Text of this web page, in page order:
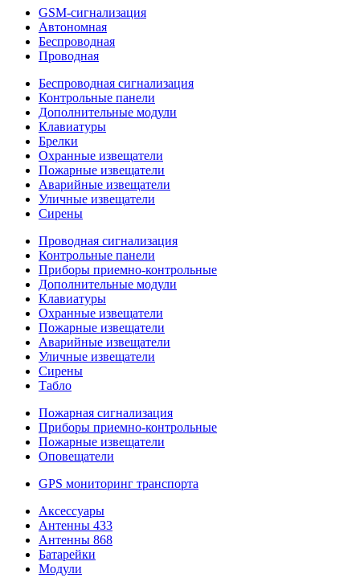
GSM-сигнализация
Автономная
Беспроводная
Проводная
Беспроводная сигнализация
Контрольные панели
Дополнительные модули
Клавиатуры
Брелки
Охранные извещатели
Пожарные извещатели
Аварийные извещатели
Уличные извещатели
Сирены
Проводная сигнализация
Контрольные панели
Приборы приемно-контрольные
Дополнительные модули
Клавиатуры
Охранные извещатели
Пожарные извещатели
Аварийные извещатели
Уличные извещатели
Сирены
Табло
Пожарная сигнализация
Приборы приемно-контрольные
Пожарные извещатели
Оповещатели
GPS мониторинг транспорта
Аксессуары
Антенны 433
Антенны 868
Батарейки
Модули